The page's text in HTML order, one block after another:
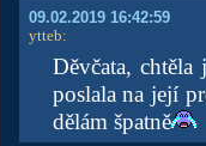
09.02.2019 16:42:59
ytteb:
Děvčata,
poslala na její
dělám špatně